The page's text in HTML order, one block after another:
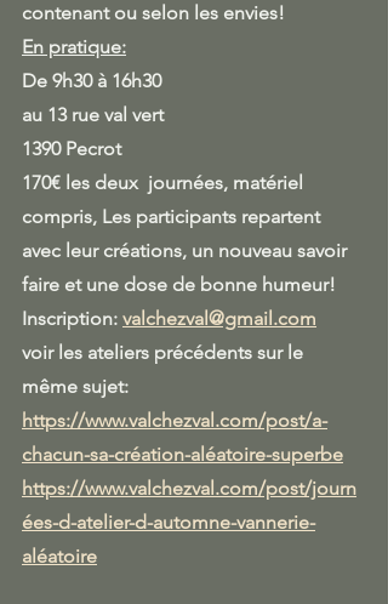
contenant ou selon les envies!
En pratique:
De 9h30 à 16h30
au 13 rue val vert
1390 Pecrot
170€ les deux  journées, matériel
compris, Les participants repartent
avec leur créations, un nouveau savoir
faire et une dose de bonne humeur!
Inscription: valchezval@gmail.com
voir les ateliers précédents sur le
même sujet:
https://www.valchezval.com/post/a-
chacun-sa-création-aléatoire-superbe
https://www.valchezval.com/post/journ
ées-d-atelier-d-automne-vannerie-
aléatoire